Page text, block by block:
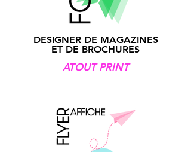
DESIGNER DE MAGAZINES
ET DE BROCHURES
ATOUT PRINT